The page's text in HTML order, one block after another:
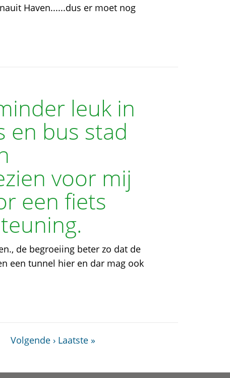
Haven......dus er moet nog
leuk in
en bus stad
voor mij
een fiets
de begroeiing beter zo dat de
een tunnel hier en dar mag ook
Volgende › Laatste »